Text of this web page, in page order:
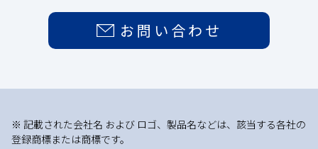
お問い合わせ
※ 記載された会社名 および ロゴ、製品名などは、該当する各社の
登録商標または商標です。